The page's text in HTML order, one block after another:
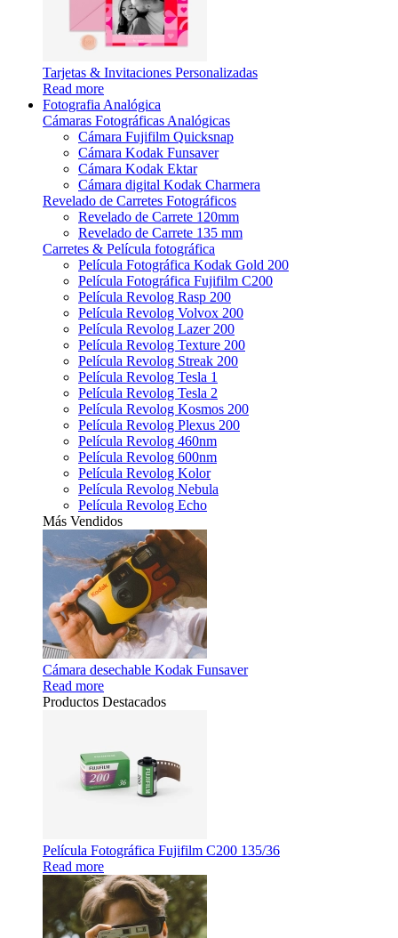
Tarjetas & Invitaciones Personalizadas
Read more
Fotografia Analógica
Cámaras Fotográficas Analógicas
Cámara Fujifilm Quicksnap
Cámara Kodak Funsaver
Cámara Kodak Ektar
Cámara digital Kodak Charmera
Revelado de Carretes Fotográficos
Revelado de Carrete 120mm
Revelado de Carrete 135 mm
Carretes & Película fotográfica
Película Fotográfica Kodak Gold 200
Película Fotográfica Fujifilm C200
Película Revolog Rasp 200
Película Revolog Volvox 200
Película Revolog Lazer 200
Película Revolog Texture 200
Película Revolog Streak 200
Película Revolog Tesla 1
Película Revolog Tesla 2
Película Revolog Kosmos 200
Película Revolog Plexus 200
Película Revolog 460nm
Película Revolog 600nm
Película Revolog Kolor
Película Revolog Nebula
Película Revolog Echo
Más Vendidos
Cámara desechable Kodak Funsaver
Read more
Productos Destacados
Película Fotográfica Fujifilm C200 135/36
Read more